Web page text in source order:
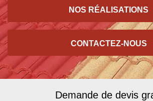
NOS RÉALISATIONS
CONTACTEZ-NOUS
Demande de devis